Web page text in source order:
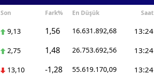
Son Fark% En Düşük Saat
9,13 1,56 16.631.892,68 13:24
2,75 1,48 26.753.692,56 13:24
13,10 -1,28 55.619.170,09 13:24